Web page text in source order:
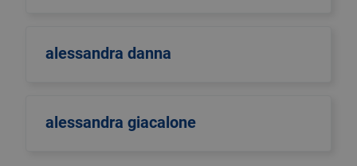
alessandra danna
alessandra giacalone